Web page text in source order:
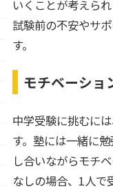
いくことが考えら
試験前の不安やサ
す。
モチベーショ
中学受験に挑むに
す。塾には一緒に
し合いながらモチ
なしの場合、1人で